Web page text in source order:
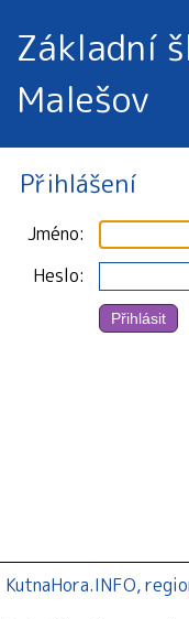
Základní
Malešov
Přihlášení
Jméno
Heslo
KutnaHora.INFO,